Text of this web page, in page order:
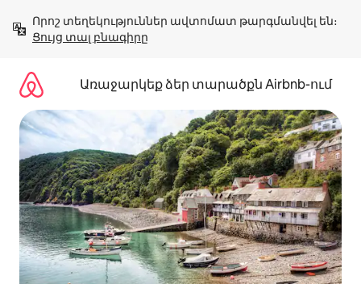
բովանդակությանը
Ցույց տալ բնագիրը
Առաջարկեք ձեր տարածքն Airbnb-ում